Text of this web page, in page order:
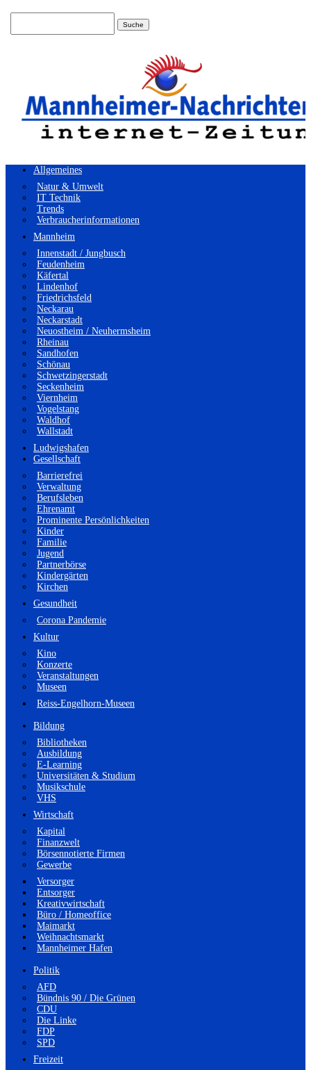
Allgemeines
Natur & Umwelt
IT Technik
Trends
Verbraucherinformationen
Mannheim
Innenstadt / Jungbusch
Feudenheim
Käfertal
Lindenhof
Friedrichsfeld
Neckarau
Neckarstadt
Neuostheim / Neuhermsheim
Rheinau
Sandhofen
Schönau
Schwetzingerstadt
Seckenheim
Viernheim
Vogelstang
Waldhof
Wallstadt
Ludwigshafen
Gesellschaft
Barrierefrei
Verwaltung
Berufsleben
Ehrenamt
Prominente Persönlichkeiten
Kinder
Familie
Jugend
Partnerbörse
Kindergärten
Kirchen
Gesundheit
Corona Pandemie
Kultur
Kino
Konzerte
Veranstaltungen
Museen
Reiss-Engelhorn-Museen
Bildung
Bibliotheken
Ausbildung
E-Learning
Universitäten & Studium
Musikschule
VHS
Wirtschaft
Kapital
Finanzwelt
Börsennotierte Firmen
Gewerbe
Versorger
Entsorger
Kreativwirtschaft
Büro / Homeoffice
Maimarkt
Weihnachtsmarkt
Mannheimer Hafen
Politik
AFD
Bündnis 90 / Die Grünen
CDU
Die Linke
FDP
SPD
Freizeit